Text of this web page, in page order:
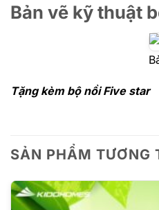
Bản vẽ kỹ thuật
Tặng kèm bộ nồi Five star
SẢN PHẨM TƯƠNG